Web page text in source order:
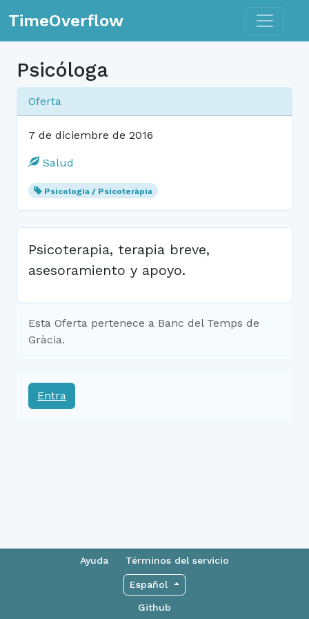
TimeOverflow Toggle
Psicóloga
Oferta
7 de diciembre de 2016
Salud
Psicologia / Psicoteràpia
Psicoterapia, terapia breve,
asesoramiento y apoyo.
Esta Oferta pertenece a Banc del Temps de
Gràcia.
Entra
Ayuda Términos del servicio
Español
Github